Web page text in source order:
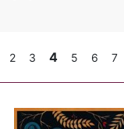
2 3 4 5 6 7